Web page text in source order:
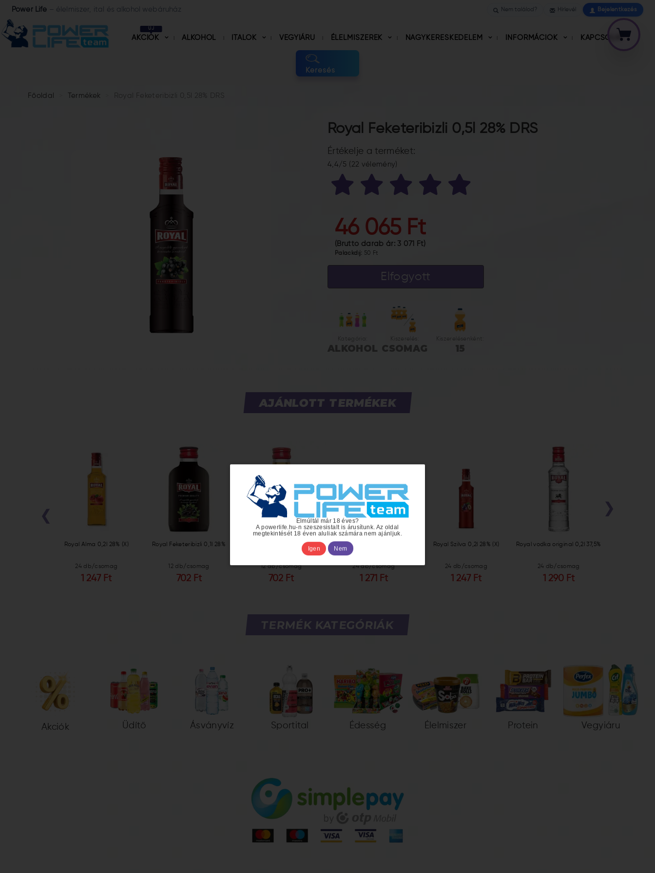
Elmúltál már 18 éves?
A powerlife.hu-n szeszesistalt is árusítunk. Az oldal
megtekintését 18 éven aluliak számára nem ajánljuk.
Igen Nem
Power Life – élelmiszer, ital és alkohol webáruház Nem találod? Hírlevél Bejelentkezés
ÚJ
AKCIÓK ALKOHOL ITALOK VEGYIÁRU ÉLELMISZEREK NAGYKERESKEDELEM INFORMÁCIÓK KAPCSOLAT
Keresés
Főoldal Termékek Royal Feketeribizli 0,5l 28% DRS
Royal Feketeribizli 0,5l 28% DRS
Értékelje a terméket:
4,4/5 (22 vélemény)
46 065 Ft
(Bruttó darab ár: 3 071 Ft)
Palackdíj: 50 Ft
Elfogyott
Kategória:
ALKOHOL
Kiszerelés:
CSOMAG
Kiszerelésenként:
15
AJÁNLOTT TERMÉKEK
Royal Alma 0,2l 28% (X)
24 db/csomag
1 247 Ft
Royal Feketeribizli 0,1l 28%
12 db/csomag
702 Ft
Royal Mogyoró 0,1l 28%
12 db/csomag
702 Ft
Royal Sárgabarack 0,2l 28%
24 db/csomag
1 271 Ft
Royal Szilva 0,2l 28% (X)
24 db/csomag
1 247 Ft
Royal vodka original 0,2l 37,5%
24 db/csomag
1 290 Ft
‹ ›
TERMÉK KATEGÓRIÁK
Akciók Üdítő Ásványvíz Sportital Édesség Élelmiszer Protein Vegyiáru